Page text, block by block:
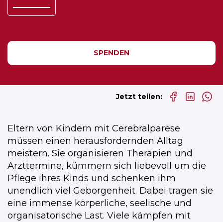
SPENDEN
Jetzt teilen:
Eltern von Kindern mit Cerebralparese
müssen einen herausfordernden Alltag
meistern. Sie organisieren Therapien und
Arzttermine, kümmern sich liebevoll um die
Pflege ihres Kinds und schenken ihm
unendlich viel Geborgenheit. Dabei tragen sie
eine immense körperliche, seelische und
organisatorische Last. Viele kämpfen mit